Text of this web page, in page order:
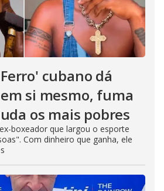
cubano dá
si mesmo, fuma
os mais pobres
boxeador que largou o esporte
Com dinheiro que ganha, ele